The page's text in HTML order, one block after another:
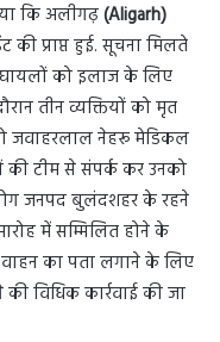
कि अलीगढ़(Aligarh)
प्राप्त हुई. सूचना मिलते
को इलाज के लिए
तीन व्यक्तियों को मृत
जवाहरलाल नेहरू मेडिकल
की टीम से संपर्क कर उनको
जनपद बुलंदशहर के रहने
में सम्मिलित होने के
का पता लगाने के लिए
विधिक कार्रवाई की जा